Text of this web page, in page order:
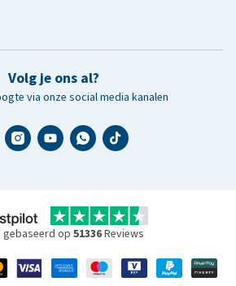
Volg je ons al?
via onze social media kanalen
gebaseerd op 51336Reviews